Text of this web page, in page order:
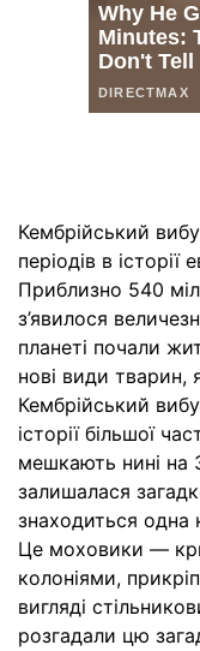
Кембрійський
періодів в
Приблизно 540
з’явилося
планеті почали
нові види тварин,
Кембрійський
історії більшої
мешкають нині на
залишалася
знаходиться одна
Це моховики —
колоніями,
вигляді
розгадали цю